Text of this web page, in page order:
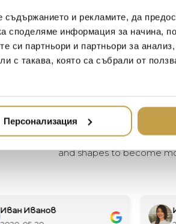
съдържанието и рекламите, да
информация за начина, по
си партньори и партньори за
с такава, която са събрали от
Персонализация
Артикулите на Mario
арт, универсални и
басейна или на
елегантността
позволява на
Mario Luca Giusti pieces
very versatile and a
pool or for decorating the
elegance accessible, less
and shapes to become
Иван Иванов